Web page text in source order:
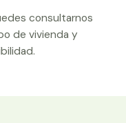
consultarnos
de vivienda y